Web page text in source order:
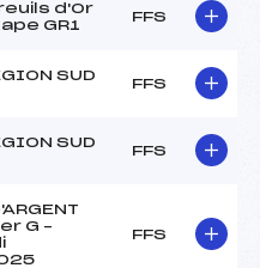
d'Or
GR1
FFS
SUD
FFS
SUD
FFS
G –
FFS